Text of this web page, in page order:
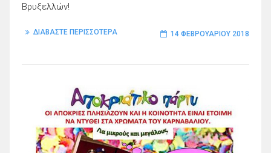
Βρυξελλών!
ΔΙΑΒΑΣΤΕ ΠΕΡΙΣΣΟΤΕΡΑ 14 ΦΕΒΡΟΥΑΡΊΟΥ 2018